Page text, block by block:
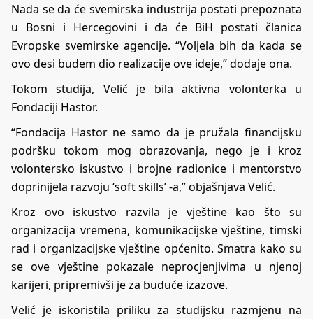
Nada se da će svemirska industrija postati prepoznata
u Bosni i Hercegovini i da će BiH postati članica
Evropske svemirske agencije. “Voljela bih da kada se
ovo desi budem dio realizacije ove ideje,” dodaje ona.
Tokom studija, Velić je bila aktivna volonterka u
Fondaciji Hastor.
“Fondacija Hastor ne samo da je pružala financijsku
podršku tokom mog obrazovanja, nego je i kroz
volontersko iskustvo i brojne radionice i mentorstvo
doprinijela razvoju ‘soft skills’ -a,” objašnjava Velić.
Kroz ovo iskustvo razvila je vještine kao što su
organizacija vremena, komunikacijske vještine, timski
rad i organizacijske vještine općenito. Smatra kako su
se ove vještine pokazale neprocjenjivima u njenoj
karijeri, pripremivši je za buduće izazove.
Velić je iskoristila priliku za studijsku razmjenu na